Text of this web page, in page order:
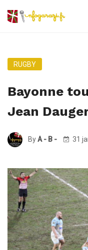
RUGBY
Bayonne
Jean
ByA - B - 31